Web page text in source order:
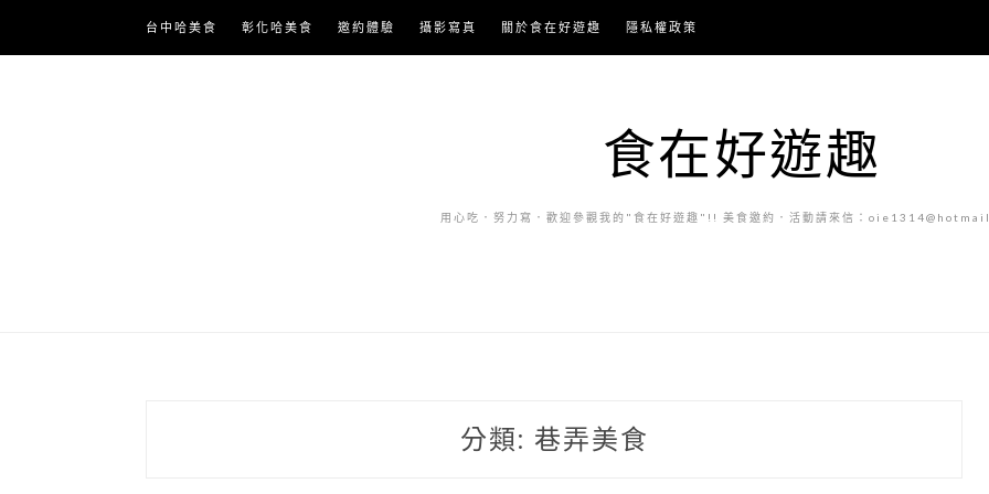
content
台中哈美食 彰化哈美食 邀約體驗 攝影寫真 關於食在好遊趣 隱私權政策
食在好遊趣
用心吃．努力寫．歡迎參觀我的"食在好遊趣"!! 美食邀約．活動請來信：
分類: 巷弄美食